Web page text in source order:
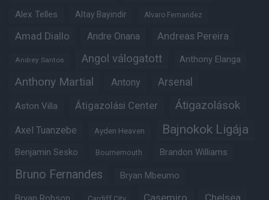
Alex Telles Altay Bayindir Alvaro Fernandez
Amad Diallo Andre Onana Andreas Pereira
Andrey Santos Angol válogatott Anthony Elanga
Anthony Martial Antony Arsenal
Aston Villa Átigazolási Center Átigazolások
Axel Tuanzebe Ayden Heaven Bajnokok Ligája
Benjamin Sesko Bournemouth Brandon Williams
Bruno Fernandes Bryan Mbeumo